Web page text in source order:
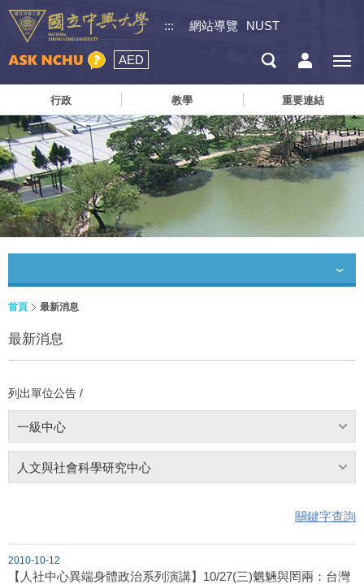
::: 網站導覽 NUST
AED
行政 教學 重要連結
首頁 最新消息
最新消息
列出單位公告 /
一級中心
人文與社會科學研究中心
關鍵字查詢
2010-10-12
【人社中心異端身體政治系列演講】10/27(三)魍魎與罔兩：台灣